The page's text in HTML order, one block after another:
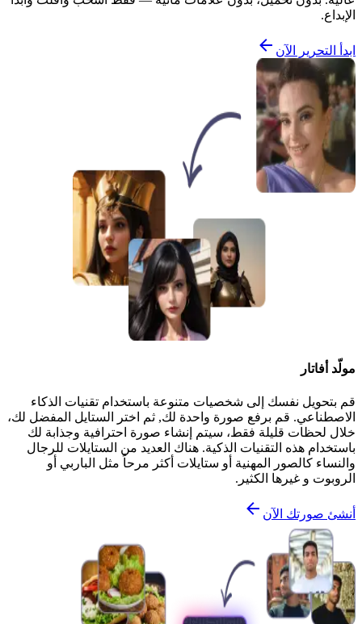
الإبداع.
ابدأ التحرير الآن
مولّد أفاتار
قم بتحويل نفسك إلى شخصيات متنوعة باستخدام تقنيات الذكاء
الاصطناعي. قم برفع صورة واحدة لك, ثم اختر الستايل المفضل لك،
خلال لحظات قليلة فقط، سيتم إنشاء صورة احترافية وجذابة لك
باستخدام هذه التقنيات الذكية. هناك العديد من الستايلات للرجال
والنساء كالصور المهنية أو ستايلات أكثر مرحاً مثل الباربي أو
الروبوت و غيرها الكثير.
أنشئ صورتك الآن